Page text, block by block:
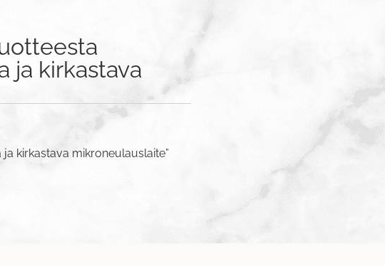
ja kirkastava
ja kirkastava mikroneulauslaite”